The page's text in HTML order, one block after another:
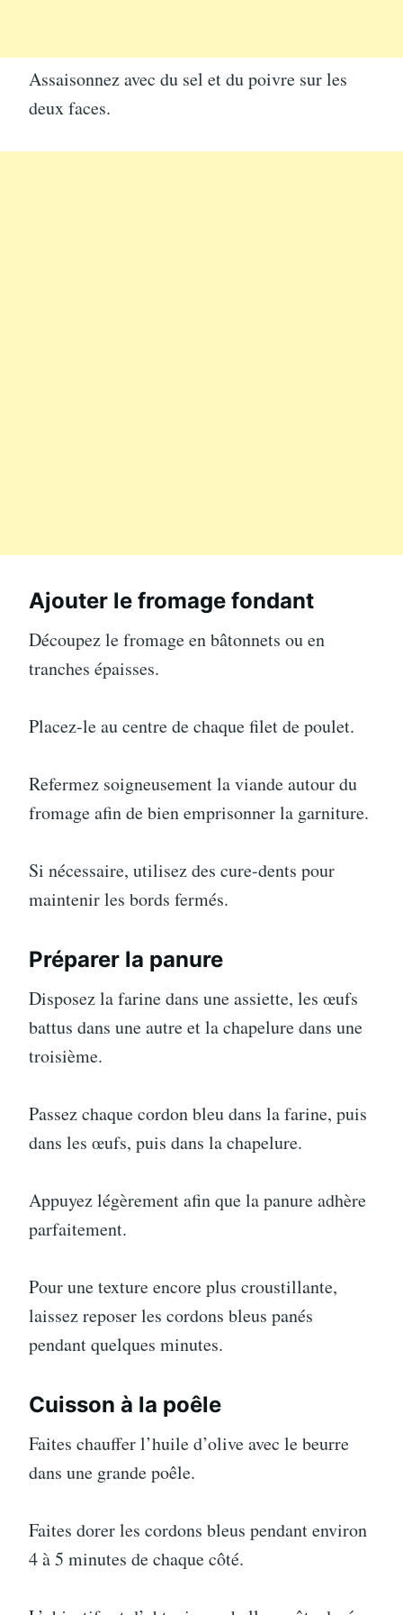
Assaisonnez avec du sel et du poivre sur les
deux faces.
Ajouter le fromage fondant
Découpez le fromage en bâtonnets ou en
tranches épaisses.
Placez-le au centre de chaque filet de poulet.
Refermez soigneusement la viande autour du
fromage afin de bien emprisonner la garniture.
Si nécessaire, utilisez des cure-dents pour
maintenir les bords fermés.
Préparer la panure
Disposez la farine dans une assiette, les œufs
battus dans une autre et la chapelure dans une
troisième.
Passez chaque cordon bleu dans la farine, puis
dans les œufs, puis dans la chapelure.
Appuyez légèrement afin que la panure adhère
parfaitement.
Pour une texture encore plus croustillante,
laissez reposer les cordons bleus panés
pendant quelques minutes.
Cuisson à la poêle
Faites chauffer l’huile d’olive avec le beurre
dans une grande poêle.
Faites dorer les cordons bleus pendant environ
4 à 5 minutes de chaque côté.